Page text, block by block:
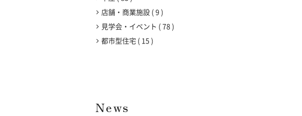
店舗・商業施設 9
見学会・イベント
78
都市型住宅
15
News